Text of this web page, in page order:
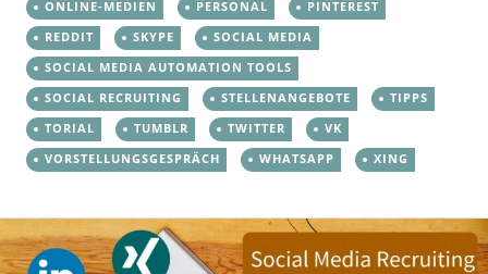
ONLINE-MEDIEN
PERSONAL
PINTEREST
REDDIT
SKYPE
SOCIAL MEDIA
SOCIAL MEDIA AUTOMATION TOOLS
SOCIAL RECRUITING
STELLENANGEBOTE
TIPPS
TORIAL
TUMBLR TWITTER
VK
VORSTELLUNGSGESPRÄCH
WHATSAPP XING